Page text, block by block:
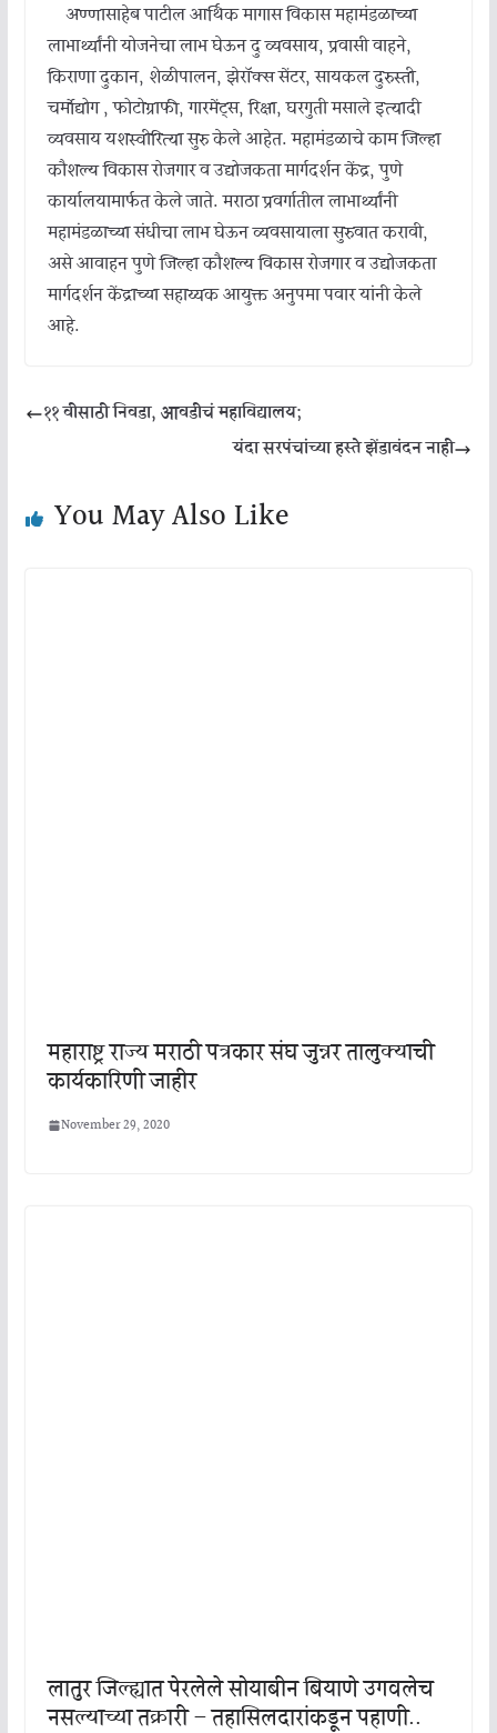
अण्णासाहेब पाटील आर्थिक मागास विकास महामंडळाच्या
लाभार्थ्यांनी योजनेचा लाभ घेऊन दुग्ध व्यवसाय, प्रवासी वाहने,
किराणा दुकान, शेळीपालन, झेरॉक्स सेंटर, सायकल दुरुस्ती,
चर्मोद्योग , फोटोग्राफी, गारमेंट्स, रिक्षा, घरगुती मसाले इत्यादी
व्यवसाय यशस्वीरित्या सुरु केले आहेत. महामंडळाचे काम जिल्हा
कौशल्य विकास रोजगार व उद्योजकता मार्गदर्शन केंद्र, पुणे
कार्यालयामार्फत केले जाते. मराठा प्रवर्गातील लाभार्थ्यांनी
महामंडळाच्या संधीचा लाभ घेऊन व्यवसायाला सुरुवात करावी,
असे आवाहन पुणे जिल्हा कौशल्य विकास रोजगार व उद्योजकता
मार्गदर्शन केंद्राच्या सहाय्यक आयुक्त अनुपमा पवार यांनी केले
आहे.
११ वीसाठी निवडा, आवडीचं महाविद्यालय;
यंदा सरपंचांच्या हस्ते झेंडावंदन नाही
You May Also Like
महाराष्ट्र राज्य मराठी पत्रकार संघ जुन्नर तालुक्याची
कार्यकारिणी जाहीर
November 29, 2020
लातुर जिल्ह्यात पेरलेले सोयाबीन बियाणे उगवलेच
नसल्याच्या तक्रारी – तहासिलदारांकडून पहाणी..